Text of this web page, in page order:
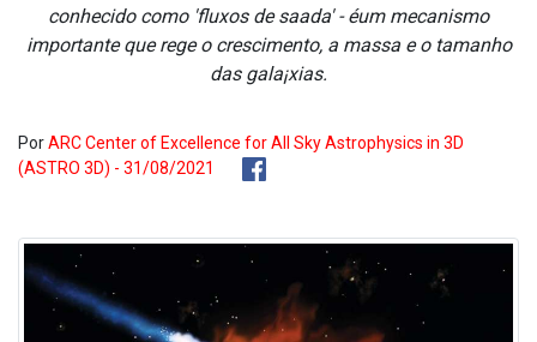
conhecido como 'fluxos de saa­da' - éum mecanismo
importante que rege o crescimento, a massa e o tamanho
das gala¡xias.
PorARC Center of Excellence for All Sky Astrophysics in 3D
(ASTRO 3D) - 31/08/2021